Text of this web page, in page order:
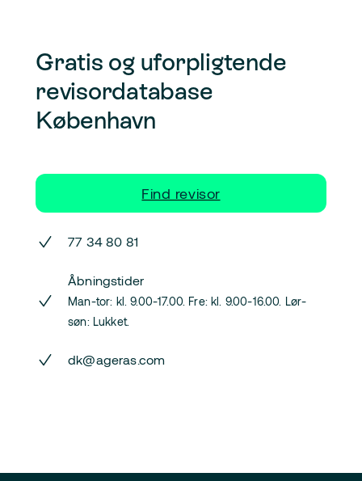
Gratis og uforpligtende
revisordatabase
København
Find revisor
77 34 80 81
Åbningstider
Man-tor: kl. 9.00-17.00. Fre: kl. 9.00-16.00. Lør-
søn: Lukket.
dk@ageras.com